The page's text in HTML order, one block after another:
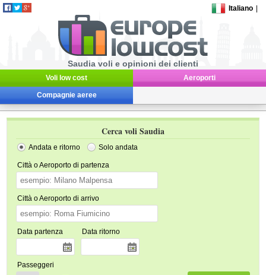
Italiano
Saudia voli e opinioni dei clienti
Voli low cost Aeroporti
Compagnie aeree
Cerca voli Saudia
Andata e ritorno Solo andata
Città o Aeroporto di partenza
Città o Aeroporto di arrivo
Data partenza Data ritorno
Passeggeri